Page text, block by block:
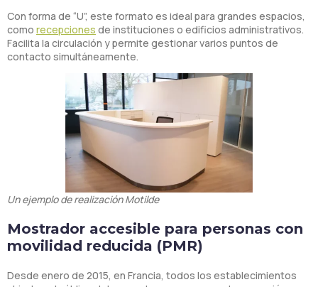
Con forma de “U”, este formato es ideal para grandes espacios,
como recepciones de instituciones o edificios administrativos.
Facilita la circulación y permite gestionar varios puntos de
contacto simultáneamente.
Un ejemplo de realización Motilde
Mostrador accesible para personas con
movilidad reducida (PMR)
Desde enero de 2015, en Francia, todos los establecimientos